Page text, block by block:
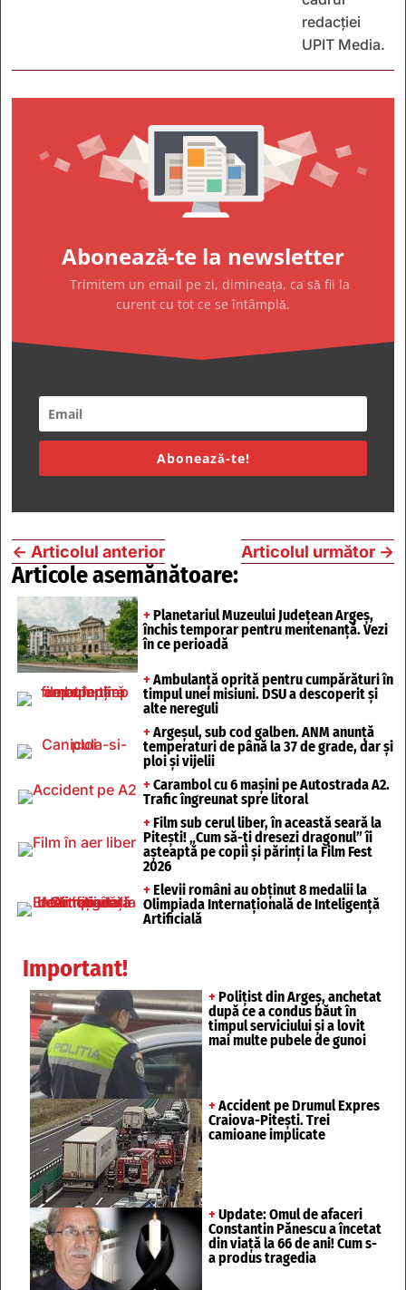
redacției
UPIT Media.
Abonează-te la newsletter
Trimitem un email pe zi, dimineața, ca să fii la
curent cu tot ce se întâmplă.
Abonează-te!
← Articolul anterior Articolul următor →
Articole asemănătoare:
+ Planetariul Muzeului Județean Argeș,
închis temporar pentru mentenanță. Vezi
în ce perioadă
+ Ambulanță oprită pentru cumpărături în
timpul unei misiuni. DSU a descoperit și
alte nereguli
+ Argeșul, sub cod galben. ANM anunță
temperaturi de până la 37 de grade, dar și
ploi și vijelii
+ Carambol cu 6 mașini pe Autostrada A2.
Trafic îngreunat spre litoral
+ Film sub cerul liber, în această seară la
Pitești! „Cum să-ți dresezi dragonul” îi
așteaptă pe copii și părinți la Film Fest
2026
+ Elevii români au obținut 8 medalii la
Olimpiada Internațională de Inteligență
Artificială
Important!
+ Polițist din Argeș, anchetat
după ce a condus băut în
timpul serviciului și a lovit
mai multe pubele de gunoi
+ Accident pe Drumul Expres
Craiova-Pitești. Trei
camioane implicate
+ Update: Omul de afaceri
Constantin Pănescu a încetat
din viață la 66 de ani! Cum s-
a produs tragedia